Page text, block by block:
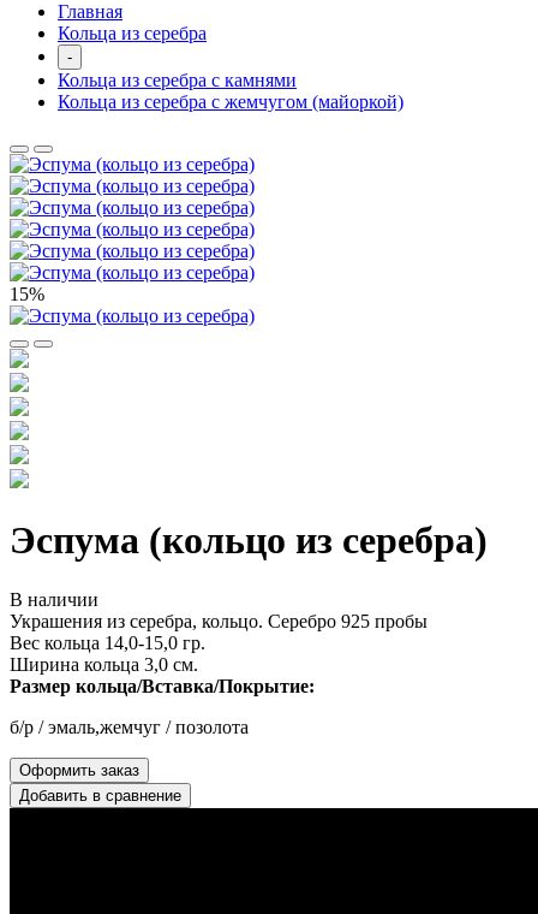
Главная
Кольца из серебра
-
Кольца из серебра с камнями
Кольца из серебра с жемчугом (майоркой)
15%
Эспума (кольцо из серебра)
В наличии
Украшения из серебра, кольцо. Серебро 925 пробы
Вес кольца 14,0-15,0 гр.
Ширина кольца 3,0 см.
Размер кольца/Вставка/Покрытие:
б/р / эмаль,жемчуг / позолота
Оформить заказ
Добавить в сравнение